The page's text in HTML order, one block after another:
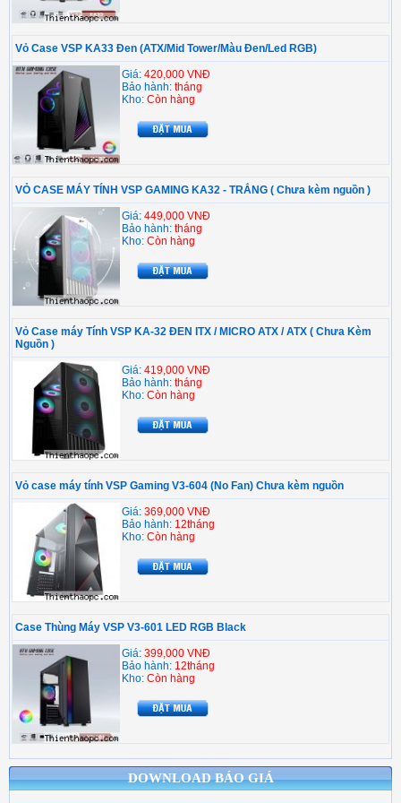
DOWNLOAD BÁO GIÁ
Vỏ Case VSP KA33 Đen (ATX/Mid Tower/Màu Đen/Led RGB)
Giá: 420,000 VNĐ
Bảo hành: tháng
Kho: Còn hàng
VỎ CASE MÁY TÍNH VSP GAMING KA32 - TRẮNG ( Chưa kèm nguồn )
Giá: 449,000 VNĐ
Bảo hành: tháng
Kho: Còn hàng
Vỏ Case máy Tính VSP KA-32 ĐEN ITX / MICRO ATX / ATX ( Chưa Kèm
Nguồn )
Giá: 419,000 VNĐ
Bảo hành: tháng
Kho: Còn hàng
Vỏ case máy tính VSP Gaming V3-604 (No Fan) Chưa kèm nguồn
Giá: 369,000 VNĐ
Bảo hành: 12tháng
Kho: Còn hàng
Case Thùng Máy VSP V3-601 LED RGB Black
Giá: 399,000 VNĐ
Bảo hành: 12tháng
Kho: Còn hàng